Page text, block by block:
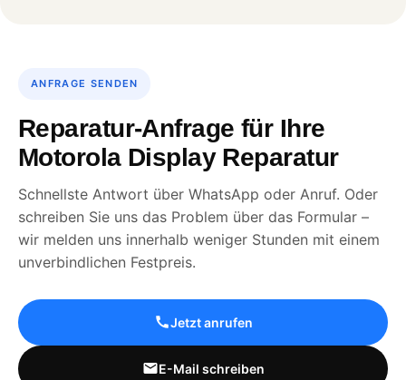
ANFRAGE SENDEN
Reparatur-Anfrage für Ihre
Motorola Display Reparatur
Schnellste Antwort über WhatsApp oder Anruf. Oder
schreiben Sie uns das Problem über das Formular –
wir melden uns innerhalb weniger Stunden mit einem
unverbindlichen Festpreis.
Jetzt anrufen
E-Mail schreiben